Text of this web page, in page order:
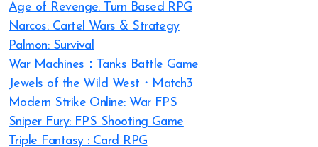
Age of Revenge: Turn Based RPG
Narcos: Cartel Wars & Strategy
Palmon: Survival
War Machines：Tanks Battle Game
Jewels of the Wild West・Match3
Modern Strike Online: War FPS
Sniper Fury: FPS Shooting Game
Triple Fantasy : Card RPG